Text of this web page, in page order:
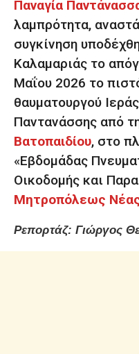
Παναγία
λαμπρότητα,
συγκίνηση
Καλαμαριάς το
Μαΐου 2026 το
θαυματουργού
Παντανάσσης από
Βατοπαιδίου, στο
«Εβδομάδας
Οικοδομής και
Μητροπόλεως Νέας
Ρεπορτάζ: Γιώργος